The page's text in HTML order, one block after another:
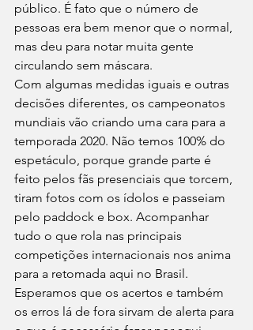
público. É fato que o número de
pessoas era bem menor que o normal,
mas deu para notar muita gente
circulando sem máscara.
Com algumas medidas iguais e outras
decisões diferentes, os campeonatos
mundiais vão criando uma cara para a
temporada 2020. Não temos 100% do
espetáculo, porque grande parte é
feito pelos fãs presenciais que torcem,
tiram fotos com os ídolos e passeiam
pelo paddock e box. Acompanhar
tudo o que rola nas principais
competições internacionais nos anima
para a retomada aqui no Brasil.
Esperamos que os acertos e também
os erros lá de fora sirvam de alerta para